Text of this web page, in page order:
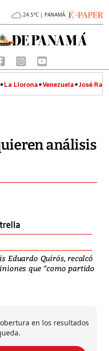
24.5°C | PANAMÁ
La Llorona Venezuela José
análisis
Eduardo Quirós, recalcó
que “como partido
en los resultados